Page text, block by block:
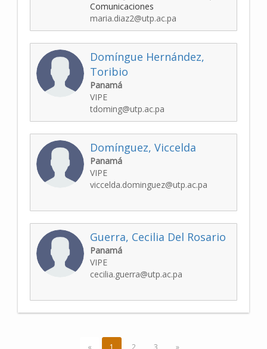
Comunicaciones
maria.diaz2@utp.ac.pa
Domíngue Hernández,
Toribio
Panamá
VIPE
tdoming@utp.ac.pa
Domínguez, Viccelda
Panamá
VIPE
viccelda.dominguez@utp.ac.pa
Guerra, Cecilia Del Rosario
Panamá
VIPE
cecilia.guerra@utp.ac.pa
« 1 2 3 »